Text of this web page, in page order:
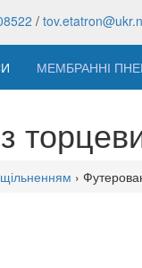
/
МЕМБРАННІ
›